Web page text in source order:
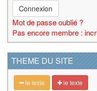
Connexion
Mot de passe oublié ?
Pas encore membre :
THEME DU SITE
le texte le texte